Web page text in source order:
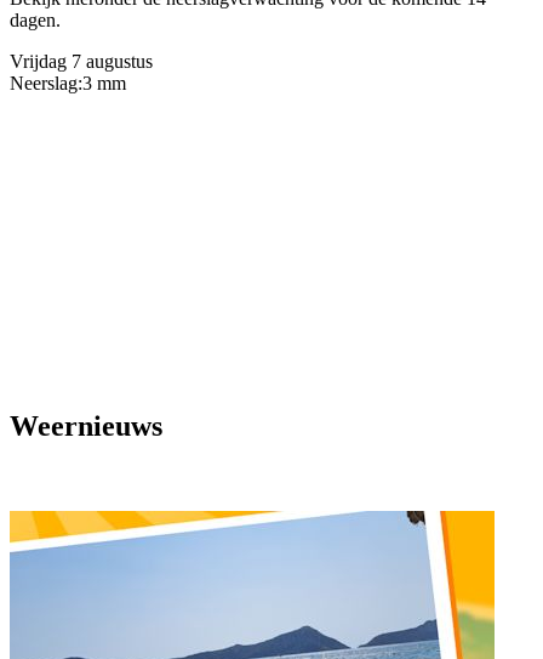
dagen.
Vrijdag 7 augustus
Neerslag:3 mm
Weernieuws